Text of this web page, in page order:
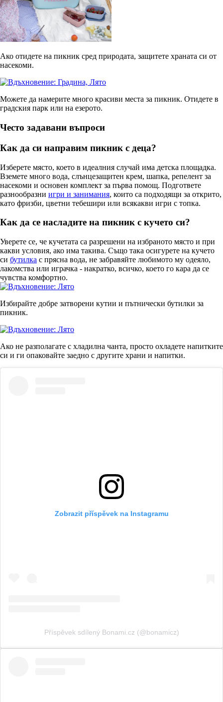
Ако отидете на пикник сред природата, защитете храната си от
насекоми.
Можете да намерите много красиви места за пикник. Отидете в
градския парк или на езерото.
Често задавани въпроси
Как да си направим пикник с деца?
Изберете място, което в идеалния случай има детска площадка.
Вземете много вода, слънцезащитен крем, шапка, репелент за
насекоми и основен комплект за първа помощ. Подгответе
разнообразни игри и занимания, които са подходящи за открито,
като фризби, цветни тебешири или всякакви игри с топка.
Как да се насладите на пикник с кучето си?
Уверете се, че кучетата са разрешени на избраното място и при
какви условия, ако има такива. Също така осигурете на кучето
си бутилка с прясна вода, не забравяйте любимото му одеяло,
лакомства или играчка - накратко, всичко, което го кара да се
чувства комфортно.
Избирайте добре затворени кутии и пътнически бутилки за
пикник.
Ако не разполагате с хладилна чанта, просто охладете напитките
си и ги опаковайте заедно с другите храни и напитки.
Zobrazit příspěvek na Instagramu
Příspěvek sdílený Bonami.cz (@bonamicz)